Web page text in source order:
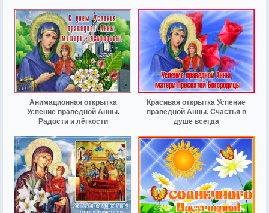
Анимационная открытка
Успение праведной Анны.
Радости и лёгкости
Красивая открытка Успение
праведной Анны. Счастья в
душе всегда